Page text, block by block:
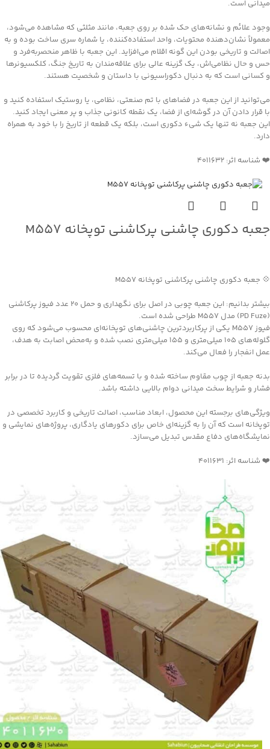
میدانی است.
وجود علائم و نشانه‌های حک شده بر روی جعبه، مانند مثلثی که مشاهده می‌شود،
معمولاً نشان‌دهنده محتویات، واحد استفاده‌کننده، یا شماره سری ساخت بوده و به
اصالت و تاریخی بودن این گونه اقلام می‌افزاید. این جعبه با ظاهر منحصربه‌فرد و
حس و حال نظامی‌اش، یک گزینه عالی برای علاقه‌مندان به تاریخ جنگ، کلکسیونرها
و کسانی است که به دنبال دکوراسیونی با داستان و شخصیت هستند.
می‌توانید از این جعبه در فضاهای با تم صنعتی، نظامی، یا روستیک استفاده کنید و
با قرار دادن آن در گوشه‌ای از فضا، یک نقطه کانونی جذاب و پر معنی ایجاد کنید.
این جعبه نه تنها یک شیء دکوری است، بلکه یک قطعه از تاریخ را با خود به همراه
دارد.
❤️ شناسه اثر: ۴۰۱۱۶۳۲
جعبه دکوری چاشنی پرکاشنی توپخانه M557
💠 جعبه دکوری چاشنی پرکاشنی توپخانه M557
بیشتر بدانیم: این جعبه چوبی در اصل برای نگهداری و حمل ۲۰ عدد فیوز پرکاشنی
(PD Fuze) مدل M557 طراحی شده است.
فیوز M557 یکی از پرکاربردترین چاشنی‌های توپخانه‌ای محسوب می‌شود که روی
گلوله‌های ۱۰۵ میلی‌متری و ۱۵۵ میلی‌متری نصب شده و به‌محض اصابت به هدف،
عمل انفجار را فعال می‌کند.
بدنه جعبه از چوب مقاوم ساخته شده و با تسمه‌های فلزی تقویت گردیده تا در برابر
فشار و شرایط سخت میدانی دوام بالایی داشته باشد.
ویژگی‌های برجسته این محصول، ابعاد مناسب، اصالت تاریخی و کاربرد تخصصی در
توپخانه است که آن را به گزینه‌ای خاص برای دکورهای یادگاری، پروژه‌های نمایشی و
نمایشگاه‌های دفاع مقدس تبدیل می‌سازد.
❤️ شناسه اثر: 4011631